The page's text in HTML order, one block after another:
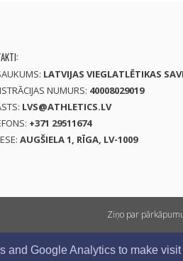
and Google Analytics to make visit
LATVIJAS VIEGLATLĒTIKAS
NUMURS: 40008029019
LVS@ATHLETICS.LV
+371 29511674
AUGŠIELA 1, RĪGA, LV-1009
Ziņo par
Visas tiesības